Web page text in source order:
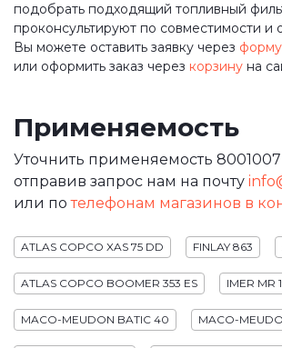
подобрать подходящий топливный
проконсультируют по совместимости и
Вы можете оставить заявку через
или оформить заказ через корзину на
Применяемость
Уточнить применяемость
отправив запрос нам на почту
или потелефонам магазинов в
ATLAS COPCO XAS 75 DD FINLAY 863
ATLAS COPCO BOOMER 353 ES IMER MR
MACO-MEUDON BATIC 40 MACO-